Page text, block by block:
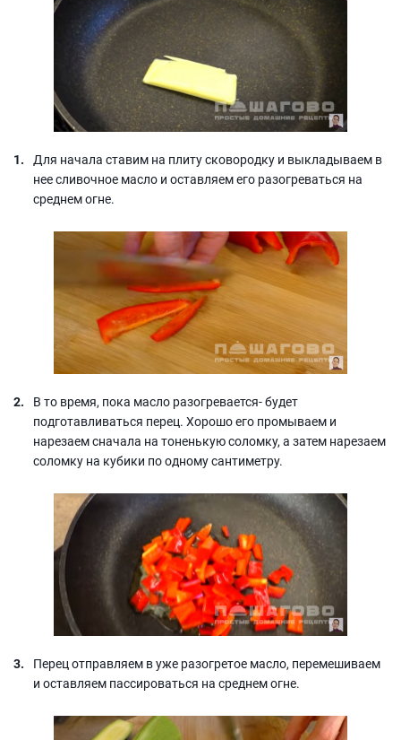
Для начала ставим на плиту сковородку и выкладываем в
нее сливочное масло и оставляем его разогреваться на
среднем огне.
В то время, пока масло разогревается- будет
подготавливаться перец. Хорошо его промываем и
нарезаем сначала на тоненькую соломку, а затем нарезаем
соломку на кубики по одному сантиметру.
Перец отправляем в уже разогретое масло, перемешиваем
и оставляем пассироваться на среднем огне.